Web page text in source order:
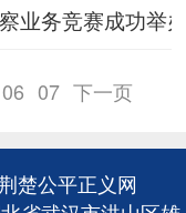
业务竞赛成功举
06 07 下一页
楚公平正义网